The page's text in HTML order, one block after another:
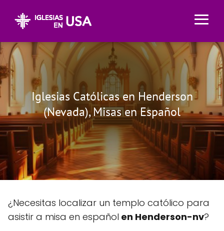
Iglesias Católicas en Henderson
(Nevada), Misas en Español
¿Necesitas localizar un templo católico para
asistir a misa en español en Henderson-nv?